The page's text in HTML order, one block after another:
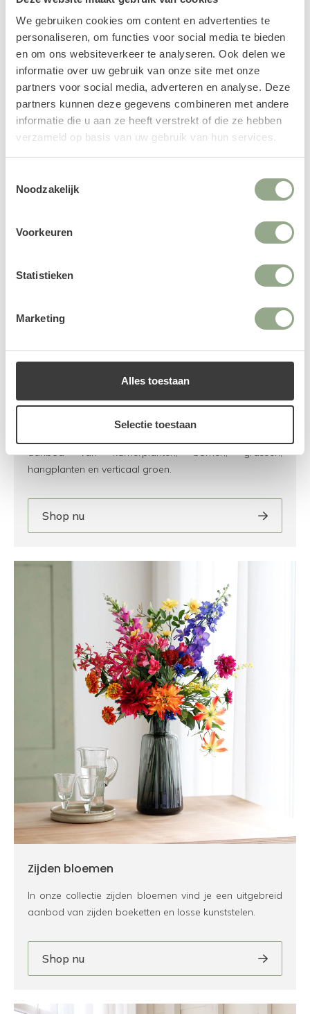
We gebruiken cookies om content en advertenties te
personaliseren, om functies voor social media te bieden
en om ons websiteverkeer te analyseren. Ook delen we
informatie over uw gebruik van onze site met onze
partners voor social media, adverteren en analyse. Deze
partners kunnen deze gegevens combineren met andere
informatie die u aan ze heeft verstrekt of die ze hebben
verzameld op basis van uw gebruik van hun services.
Noodzakelijk
Voorkeuren
Statistieken
Marketing
Alles toestaan
Selectie toestaan
Bekijk onze andere categorieën
Kunstplanten
aanbod van kamerplanten, bomen, grassen,
hangplanten en verticaal groen.
Shop nu
Zijden bloemen
In onze collectie zijden bloemen vind je een uitgebreid
aanbod van zijden boeketten en losse kunststelen.
Shop nu